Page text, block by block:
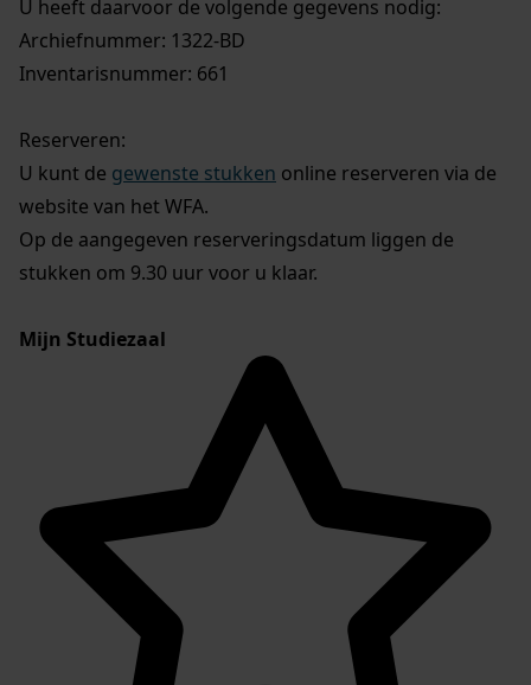
U heeft daarvoor de volgende gegevens nodig:
Archiefnummer: 1322-BD
Inventarisnummer: 661
Reserveren:
U kunt de gewenste stukken online reserveren via de
website van het WFA.
Op de aangegeven reserveringsdatum liggen de
stukken om 9.30 uur voor u klaar.
Mijn Studiezaal